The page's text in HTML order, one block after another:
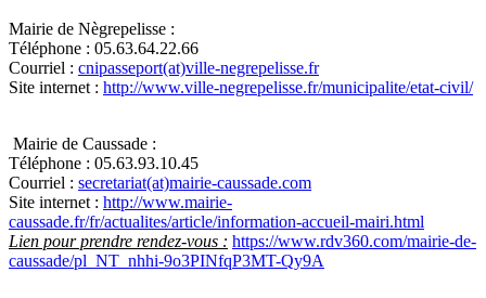
Mairie de Nègrepelisse :
Téléphone : 05.63.64.22.66
Courriel : cnipasseport(at)ville-negrepelisse.fr
Site internet : http://www.ville-negrepelisse.fr/municipalite/etat-civil/
Mairie de Caussade :
Téléphone : 05.63.93.10.45
Courriel : secretariat(at)mairie-caussade.com
Site internet : http://www.mairie-
caussade.fr/fr/actualites/article/information-accueil-mairi.html
Lien pour prendre rendez-vous : https://www.rdv360.com/mairie-de-
caussade/pl_NT_nhhi-9o3PINfqP3MT-Qy9A